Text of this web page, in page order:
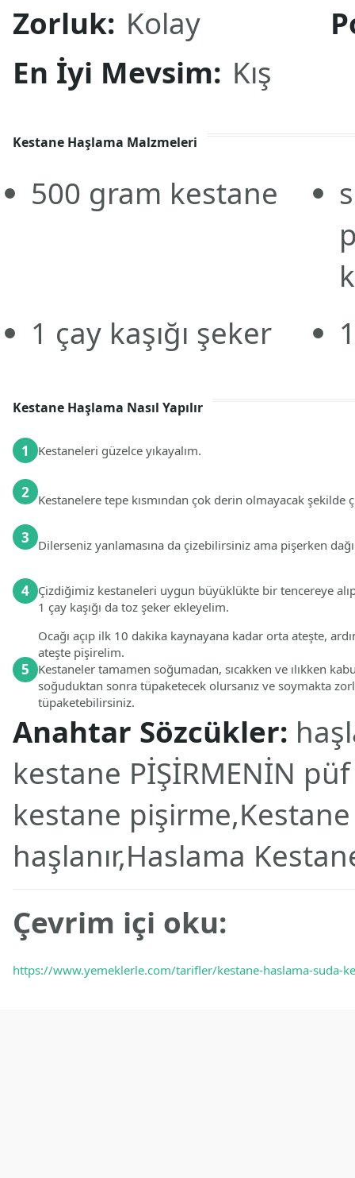
Zorluk: Kolay
En İyi Mevsim: Kış
Kestane Haşlama Malzmeleri
500 gram kestane
1 çay kaşığı şeker
Kestane Haşlama Nasıl Yapılır
1 Kestaneleri güzelce yıkayalım.
2 Kestanelere tepe kısmından çok derin olmayacak şekilde
3 Dilerseniz yanlamasına da çizebilirsiniz ama pişerken
4 Çizdiğimiz kestaneleri uygun büyüklükte bir tencereye
1 çay kaşığı da toz şeker ekleyelim.
5
Ocağı açıp ilk 10 dakika kaynayana kadar orta ateşte,
ateşte pişirelim.
Kestaneler tamamen soğumadan, sıcakken ve ılıkken
soğuduktan sonra tüpaketecek olursanız ve soymakta
tüpaketebilirsiniz.
Anahtar Sözcükler:
kestane PİŞİRMENİN
kestane pişirme,Kestane
haşlanır,Haslama
Çevrim içi oku:
https://www.yemeklerle.com/tarifler/kestane-haslama-suda-